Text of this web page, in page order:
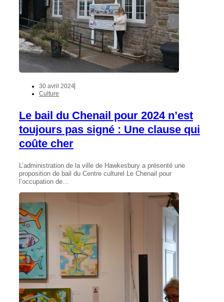
30 avril 2024
Culture
Le bail du Chenail pour 2024 n’est
toujours pas signé : Une clause qui
coûte cher
L’administration de la ville de Hawkesbury a présenté une
proposition de bail du Centre culturel Le Chenail pour
l’occupation de…